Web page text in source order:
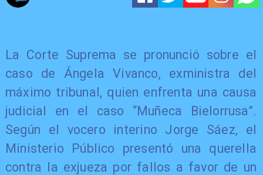
La Corte Suprema se pronunció sobre el
caso de Ángela Vivanco, exministra del
máximo tribunal, quien enfrenta una causa
judicial en el caso “Muñeca Bielorrusa”.
Según el vocero interino Jorge Sáez, el
Ministerio Público presentó una querella
contra la exjueza por fallos a favor de un